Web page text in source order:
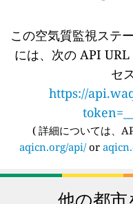
この空気質監視ステ
には、次の API
セ
https://
( 詳細については、
aqicn.org/api/or
他の都市